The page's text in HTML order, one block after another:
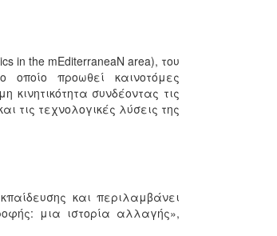
in the mEditerraneaN area), του
οποίο προωθεί καινοτόμες
κινητικότητα συνδέοντας τις
τις τεχνολογικές λύσεις της
και περιλαμβάνει
μια ιστορία αλλαγής»,